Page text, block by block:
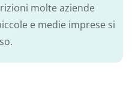
molte aziende
e medie imprese si